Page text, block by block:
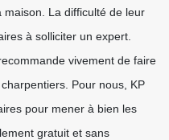
La difficulté de leur
à solliciter un expert.
vivement de faire
Pour nous, KP
pour mener à bien les
gratuit et sans